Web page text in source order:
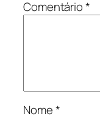
Comentário*
Nome*